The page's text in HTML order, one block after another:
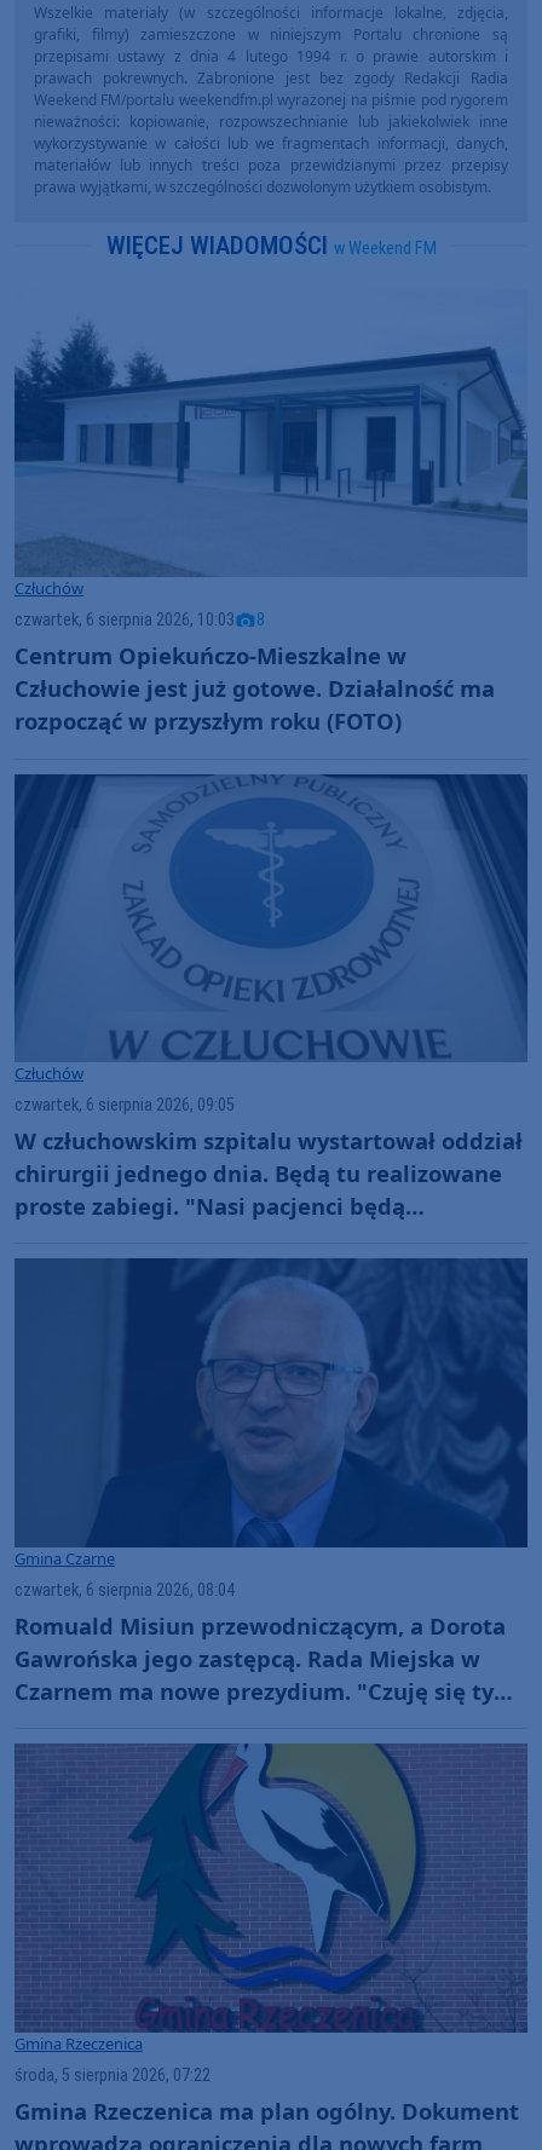
Wszelkie materiały (w szczególności informacje lokalne, zdjęcia,
grafiki, filmy) zamieszczone w niniejszym Portalu chronione są
przepisami ustawy z dnia 4 lutego 1994 r. o prawie autorskim i
prawach pokrewnych. Zabronione jest bez zgody Redakcji Radia
Weekend FM/portalu weekendfm.pl wyrażonej na piśmie pod rygorem
nieważności: kopiowanie, rozpowszechnianie lub jakiekolwiek inne
wykorzystywanie w całości lub we fragmentach informacji, danych,
materiałów lub innych treści poza przewidzianymi przez przepisy
prawa wyjątkami, w szczególności dozwolonym użytkiem osobistym.
WIĘCEJ WIADOMOŚCI w Weekend FM
Człuchów
czwartek, 6 sierpnia 2026, 10:03 8
Centrum Opiekuńczo-Mieszkalne w
Człuchowie jest już gotowe. Działalność ma
rozpocząć w przyszłym roku (FOTO)
Człuchów
czwartek, 6 sierpnia 2026, 09:05
W człuchowskim szpitalu wystartował oddział
chirurgii jednego dnia. Będą tu realizowane
proste zabiegi. "Nasi pacjenci będą
Gmina Czarne
czwartek, 6 sierpnia 2026, 08:04
Romuald Misiun przewodniczącym, a Dorota
Gawrońska jego zastępcą. Rada Miejska w
Czarnem ma nowe prezydium. "Czuję się tym
Gmina Rzeczenica
środa, 5 sierpnia 2026, 07:22
Gmina Rzeczenica ma plan ogólny. Dokument
wprowadza ograniczenia dla nowych farm